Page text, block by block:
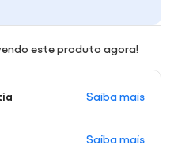
este produto agora!
Saiba mais
Saiba mais